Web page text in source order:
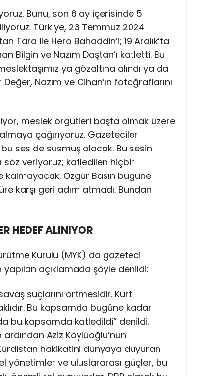
Bunu, son 6 ay içerisinde 5
Türkiye, 23 Temmuz 2024
Tara ile Hero Bahaddin’i; 19 Aralık’ta
Bilgin ve Nazım Daştan’ı katletti. Bu
ya gözaltına alındı ya da
Nazım ve Cihan’ın fotoğraflarını
meslek örgütleri başta olmak üzere
çağırıyoruz. Gazeteciler
ses de susmuş olacak. Bu sesin
veriyoruz; katledilen hiçbir
kalmayacak. Özgür Basın bugüne
karşı geri adım atmadı. Bundan
HEDEF ALINIYOR
Kurulu (MYK) da gazeteci
yapılan açıklamada şöyle denildi:
suçlarını örtmesidir. Kürt
Bu kapsamda bugüne kadar
bu kapsamda katledildi” denildi.
Aziz Köylüoğlu’nun
hakikatini dünyaya duyuran
yönetimler ve uluslararası güçler, bu